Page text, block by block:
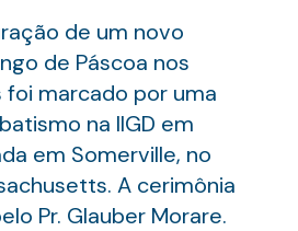
de um novo
de Páscoa nos
foi marcado por uma
na IIGD em
em Somerville, no
A cerimônia
Pr. Glauber Morare.